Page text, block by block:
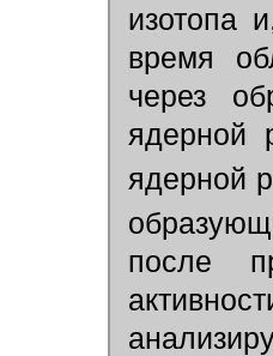
изотопа
время
через
ядерной
ядерной
после